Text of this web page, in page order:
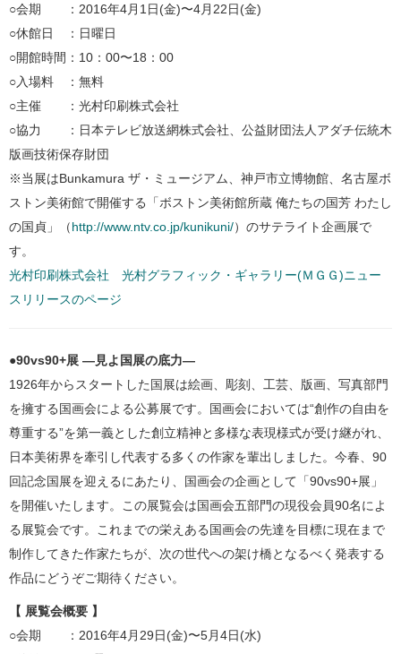
○会期 ：2016年4月1日(金)〜4月22日(金)
○休館日 ：日曜日
○開館時間：10：00〜18：00
○入場料 ：無料
○主催 ：光村印刷株式会社
○協力 ：日本テレビ放送網株式会社、公益財団法人アダチ伝統木
版画技術保存財団
※当展はBunkamura ザ・ミュージアム、神戸市立博物館、名古屋ボ
ストン美術館で開催する「ボストン美術館所蔵 俺たちの国芳 わたし
の国貞」（http://www.ntv.co.jp/kunikuni/）のサテライト企画展で
す。
光村印刷株式会社 光村グラフィック・ギャラリー(ＭＧＧ)ニュー
スリリースのページ
●90vs90+展 ―見よ国展の底力―
1926年からスタートした国展は絵画、彫刻、工芸、版画、写真部門
を擁する国画会による公募展です。国画会においては“創作の自由を
尊重する”を第一義とした創立精神と多様な表現様式が受け継がれ、
日本美術界を牽引し代表する多くの作家を輩出しました。今春、90
回記念国展を迎えるにあたり、国画会の企画として「90vs90+展」
を開催いたします。この展覧会は国画会五部門の現役会員90名によ
る展覧会です。これまでの栄えある国画会の先達を目標に現在まで
制作してきた作家たちが、次の世代への架け橋となるべく発表する
作品にどうぞご期待ください。
【 展覧会概要 】
○会期 ：2016年4月29日(金)〜5月4日(水)